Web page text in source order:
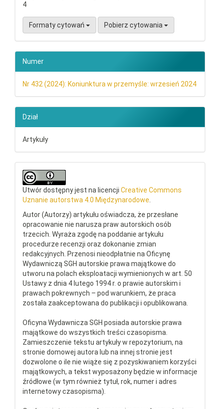
4
Formaty cytowań Pobierz cytowania
Numer
Nr 432 (2024): Koniunktura w przemyśle: wrzesień 2024
Dział
Artykuły
Utwór dostępny jest na licencji Creative Commons
Uznanie autorstwa 4.0 Międzynarodowe
Autor (Autorzy) artykułu oświadcza, że przesłane
opracowanie nie narusza praw autorskich osób
trzecich. Wyraża zgodę na poddanie artykułu
procedurze recenzji oraz dokonanie zmian
redakcyjnych. Przenosi nieodpłatnie na Oficynę
Wydawniczą SGH autorskie prawa majątkowe do
utworu na polach eksploatacji wymienionych w art. 50
Ustawy z dnia 4 lutego 1994 r. o prawie autorskim i
prawach pokrewnych – pod warunkiem, że praca
została zaakceptowana do publikacji i opublikowana.
Oficyna Wydawnicza SGH posiada autorskie prawa
majątkowe do wszystkich treści czasopisma.
Zamieszczenie tekstu artykuły w repozytorium, na
stronie domowej autora lub na innej stronie jest
dozwolone o ile nie wiąże się z pozyskiwaniem korzyści
majątkowych, a tekst wyposażony będzie w informacje
źródłowe (w tym również tytuł, rok, numer i adres
internetowy czasopisma).